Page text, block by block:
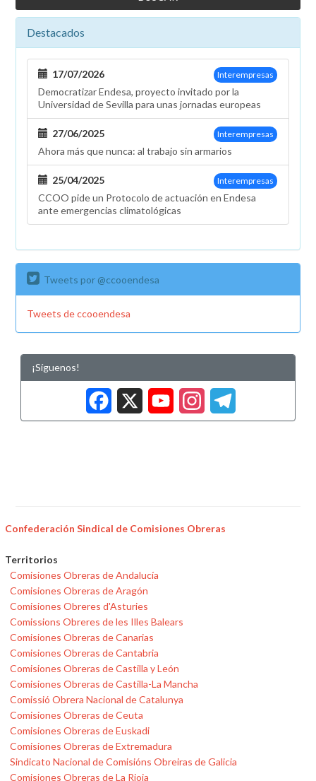
Destacados
Interempresas
17/07/2026
Democratizar Endesa, proyecto invitado por la
Universidad de Sevilla para unas jornadas europeas
Interempresas
27/06/2025
Ahora más que nunca: al trabajo sin armarios
Interempresas
25/04/2025
CCOO pide un Protocolo de actuación en Endesa
ante emergencias climatológicas
Tweets por @ccooendesa
Tweets de ccooendesa
¡Síguenos!
Facebook
X
Confederación Sindical de Comisiones Obreras
Territorios
Comisiones Obreras de Andalucía
Comisiones Obreras de Aragón
Comisiones Obreres d'Asturies
Comissions Obreres de les Illes Balears
Comisiones Obreras de Canarias
Comisiones Obreras de Cantabria
Comisiones Obreras de Castilla y León
Comisiones Obreras de Castilla-La Mancha
Comissió Obrera Nacional de Catalunya
Comisiones Obreras de Ceuta
Comisiones Obreras de Euskadi
Comisiones Obreras de Extremadura
Sindicato Nacional de Comisións Obreiras de Galicia
Comisiones Obreras de La Rioja